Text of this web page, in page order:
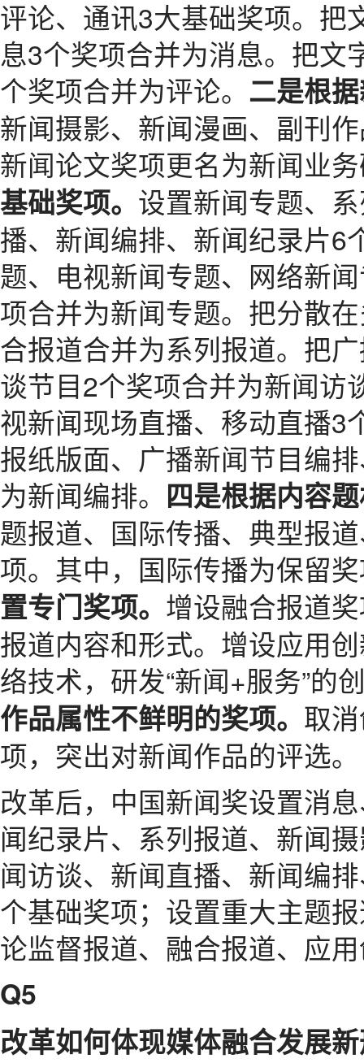
评论、通讯3大基础奖项。把
息3个奖项合并为消息。把文
个奖项合并为评论。 二是根
新闻摄影、新闻漫画、副刊
新闻论文奖项更名为新闻业
基础奖项。 设置新闻专题、
播、新闻编排、新闻纪录片6
题、电视新闻专题、网络新
项合并为新闻专题。把分散
合报道合并为系列报道。把
谈节目2个奖项合并为新闻访
视新闻现场直播、移动直播3
报纸版面、广播新闻节目编
为新闻编排。 四是根据内容
题报道、国际传播、典型报
项。其中，国际传播为保留
置专门奖项。 增设融合报道
报道内容和形式。增设应用
络技术，研发“新闻+服务”的
作品属性不鲜明的奖项。 取
项，突出对新闻作品的评选。
改革后，中国新闻奖设置消
闻纪录片、系列报道、新闻
闻访谈、新闻直播、新闻编
个基础奖项；设置重大主题
论监督报道、融合报道、应
Q5
改革如何体现媒体融合发展